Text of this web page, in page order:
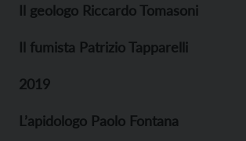
Il geologo Riccardo Tomasoni
Il fumista Patrizio Tapparelli
2019
L’apidologo Paolo Fontana